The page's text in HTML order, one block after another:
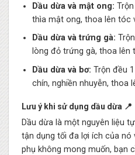
Dầu dừa và mật ong:
thìa mật ong, thoa lên tóc
Dầu dừa và trứng gà:
lòng đỏ trứng gà, thoa lên
Dầu dừa và bơ: Trộn đều
chín, nghiền nhuyễn, thoa
Lưu ý khi sử dụng dầu dừa 📍
Dầu dừa là một nguyên liệu
tận dụng tối đa lợi ích của nó
phụ không mong muốn, bạn